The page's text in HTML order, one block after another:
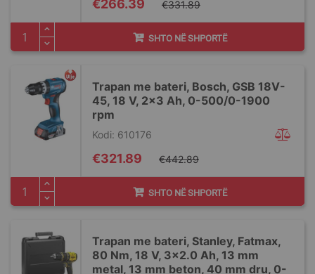
Price
€266.39 €331.89
SHTO NË SHPORTË
Trapan me bateri, Bosch, GSB 18V-
45, 18 V, 2x3 Ah, 0-500/​0-1900
rpm
Kodi: 610176
Special
Price
€321.89 €442.89
SHTO NË SHPORTË
Trapan me bateri, Stanley, Fatmax,
80 Nm, 18 V, 3x2.0 Ah, 13 mm
metal, 13 mm beton, 40 mm dru, 0-